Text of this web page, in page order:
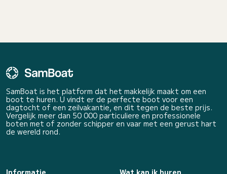
SamBoat is het platform dat het makkelijk maakt om een
boot te huren. U vindt er de perfecte boot voor een
dagtocht of een zeilvakantie, en dit tegen de beste prijs.
Vergelijk meer dan 50 000 particuliere en professionele
boten met of zonder schipper en vaar met een gerust hart
de wereld rond.